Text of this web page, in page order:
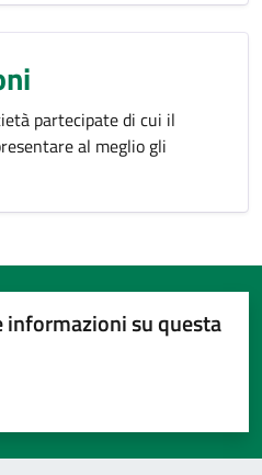
partecipate di cui il
al meglio gli
informazioni su questa
su 5
5